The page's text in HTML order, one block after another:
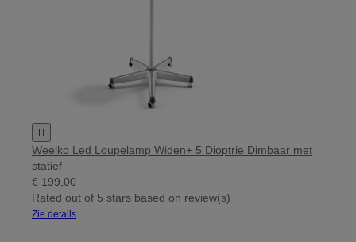

Weelko Led Loupelamp Widen+ 5 Dioptrie Dimbaar met
statief
€ 199,00
Rated out of 5 stars based on review(s)
Zie details